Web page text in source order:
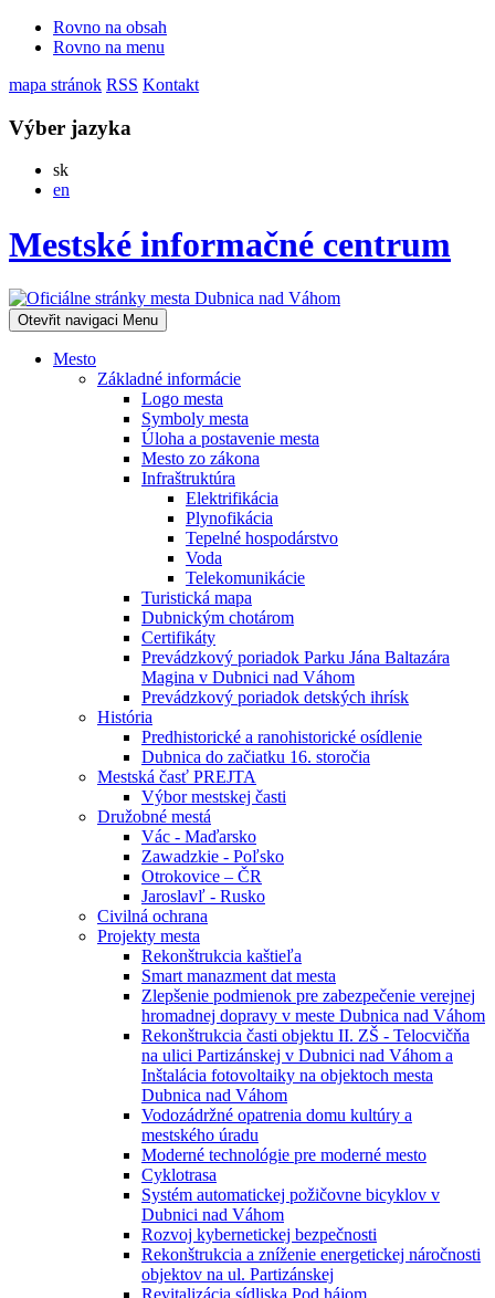
Rovno na obsah
Rovno na menu
mapa stránok RSS Kontakt
Výber jazyka
skSlovensky
en
Mestské informačné centrum
Otevřit navigaci Menu
Mesto
Základné informácie
Logo mesta
Symboly mesta
Úloha a postavenie mesta
Mesto zo zákona
Infraštruktúra
Elektrifikácia
Plynofikácia
Tepelné hospodárstvo
Voda
Telekomunikácie
Turistická mapa
Dubnickým chotárom
Certifikáty
Prevádzkový poriadok Parku Jána Baltazára
Magina v Dubnici nad Váhom
Prevádzkový poriadok detských ihrísk
História
Predhistorické a ranohistorické osídlenie
Dubnica do začiatku 16. storočia
Mestská časť PREJTA
Výbor mestskej časti
Družobné mestá
Vác - Maďarsko
Zawadzkie - Poľsko
Otrokovice – ČR
Jaroslavľ - Rusko
Civilná ochrana
Projekty mesta
Rekonštrukcia kaštieľa
Smart manazment dat mesta
Zlepšenie podmienok pre zabezpečenie verejnej
hromadnej dopravy v meste Dubnica nad Váhom
Rekonštrukcia časti objektu II. ZŠ - Telocvičňa
na ulici Partizánskej v Dubnici nad Váhom a
Inštalácia fotovoltaiky na objektoch mesta
Dubnica nad Váhom
Vodozádržné opatrenia domu kultúry a
mestského úradu
Moderné technológie pre moderné mesto
Cyklotrasa
Systém automatickej požičovne bicyklov v
Dubnici nad Váhom
Rozvoj kybernetickej bezpečnosti
Rekonštrukcia a zníženie energetickej náročnosti
objektov na ul. Partizánskej